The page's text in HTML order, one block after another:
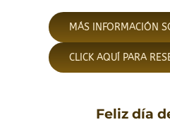
MÁS INFORMACIÓN
CLICK AQUÍ PARA
Feliz día